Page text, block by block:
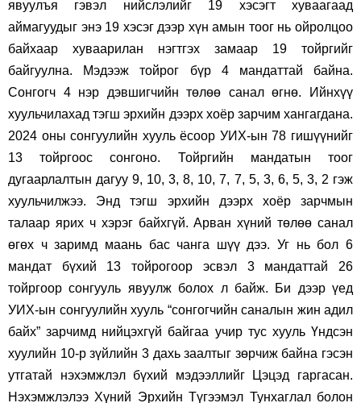
явуулъя гэвэл нийслэлийг 19 хэсэгт хуваагаад
аймагуудыг энэ 19 хэсэг дээр хүн амын тоог нь ойролцоо
байхаар хуваарилан нэгтгэх замаар 19 тойргийг
байгуулна. Мэдээж тойрог бүр 4 мандаттай байна.
Сонгогч 4 нэр дэвшигчийн төлөө санал өгнө. Ийнхүү
хуульчилахад тэгш эрхийн дээрх хоёр зарчим хангагдана.
2024 оны сонгуулийн хууль ёсоор УИХ-ын 78 гишүүнийг
13 тойргоос сонгоно. Тойргийн мандатын тоог
дугаарлалтын дагуу 9, 10, 3, 8, 10, 7, 7, 5, 3, 6, 5, 3, 2 гэж
хуульчилжээ. Энд тэгш эрхийн дээрх хоёр зарчмын
талаар ярих ч хэрэг байхгүй. Арван хүний төлөө санал
өгөх ч заримд маань бас чанга шүү дээ. Уг нь бол 6
мандат бүхий 13 тойрогоор эсвэл 3 мандаттай 26
тойргоор сонгууль явуулж болох л байж. Би дээр үед
УИХ-ын сонгуулийн хууль “сонгогчийн саналын жин адил
байх” зарчимд нийцэхгүй байгаа учир тус хууль Үндсэн
хуулийн 10-р зүйлийн 3 дахь заалтыг зөрчиж байна гэсэн
утгатай нэхэмжлэл бүхий мэдээллийг Цэцэд гаргасан.
Нэхэмжлэлээ Хүний Эрхийн Түгээмэл Тунхаглал болон